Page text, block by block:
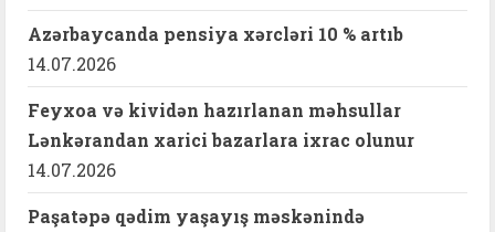
Azərbaycanda pensiya xərcləri 10 % artıb
14.07.2026
Feyxoa və kividən hazırlanan məhsullar
Lənkərandan xarici bazarlara ixrac olunur
14.07.2026
Paşatəpə qədim yaşayış məskənində